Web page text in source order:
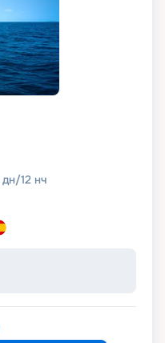
дн/12 нч